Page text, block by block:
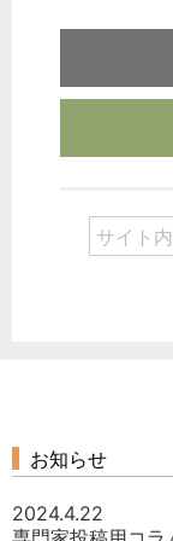
お知らせ
2024.4.22